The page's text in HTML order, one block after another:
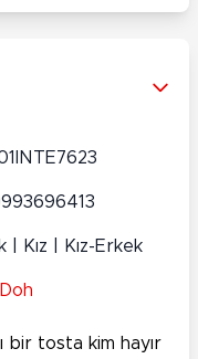
| Kız | Kız-Erkek
bir tosta kim hayır